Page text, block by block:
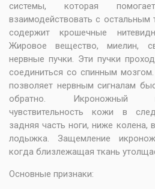
системы, которая
взаимодействовать с
содержит крошечные
Жировое вещество, миелин,
нервные пучки. Эти пучки
соединиться со спинным
позволяет нервным сигналам
обратно. Икроножный
чувствительность кожи в
задняя часть ноги, ниже колена,
лодыжка. Защемление
когда близлежащая ткань
Основные признаки: